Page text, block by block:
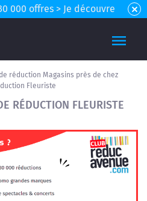
000 offres > Je découvre
réduction Magasins près de chez
Fleuriste
RÉDUCTION FLEURISTE